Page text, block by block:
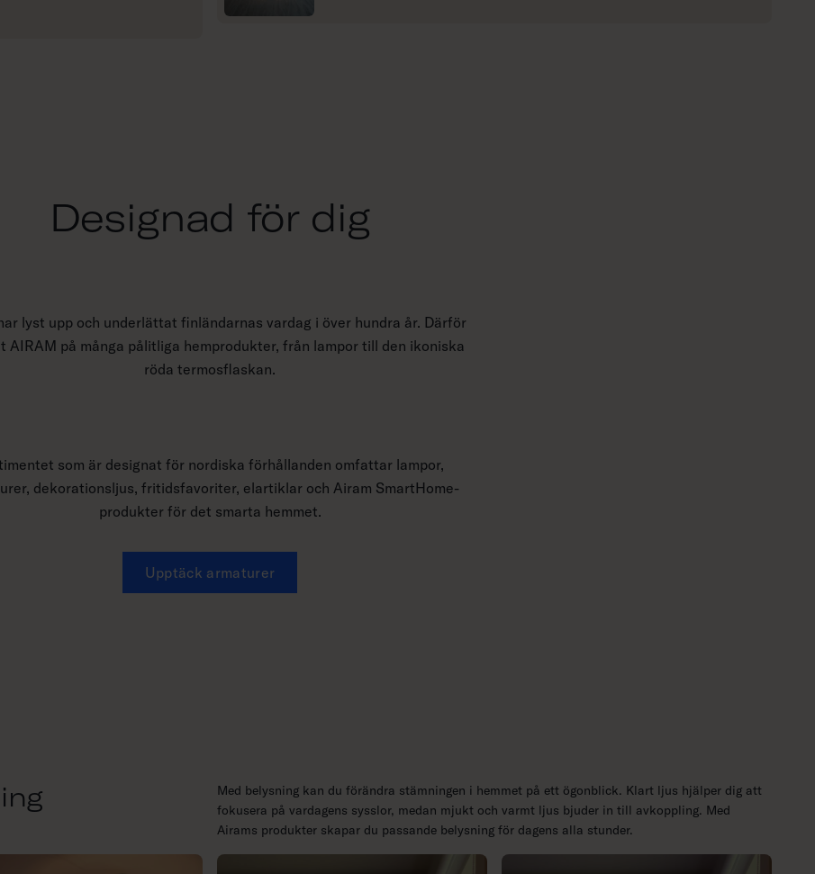
s
Designad för dig
lyst upp och underlättat finländarnas vardag i över hundra år. Därför
AIRAM på många pålitliga hemprodukter, från lampor till den ikoniska
röda termosflaskan.
som är designat för nordiska förhållanden omfattar lampor,
dekorationsljus, fritidsfavoriter, elartiklar och Airam SmartHome-
produkter för det smarta hemmet.
Upptäck armaturer
Med belysning kan du förändra stämningen i hemmet på ett ögonblick. Klart ljus hjälper dig att
fokusera på vardagens sysslor, medan mjukt och varmt ljus bjuder in till avkoppling. Med
Airams produkter skapar du passande belysning för dagens alla stunder.